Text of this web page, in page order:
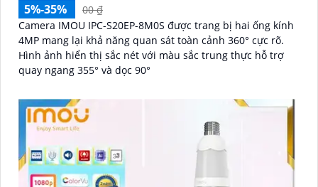
5%-35%
00 ₫
Camera IMOU IPC-S20EP-8M0S được trang bị hai ống kính
4MP mang lại khả năng quan sát toàn cảnh 360° cực rõ.
Hình ảnh hiển thị sắc nét với màu sắc trung thực hỗ trợ
quay ngang 355° và dọc 90°